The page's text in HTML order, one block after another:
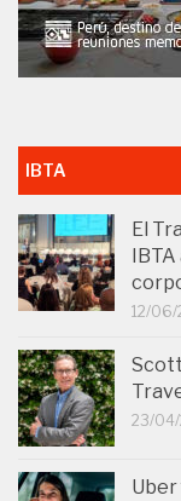
IBTA
El
12/
23/